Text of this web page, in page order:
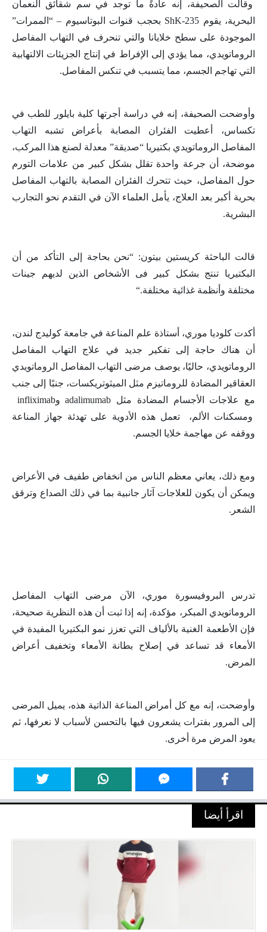
وقالت الصحيفة، إنه عادةً ما توجد في سم شقائق النعمان
البحرية، يقوم ShK-235 بحجب قنوات البوتاسيوم – “الممرات”
الموجودة على سطح خلايانا والتي تنحرف في التهاب المفاصل
الروماتويدي، مما يؤدي إلى الإفراط في إنتاج الجزيئات الالتهابية
التي تهاجم الجسم، مما يتسبب في تنكس المفاصل.
وأوضحت الصحيفة، إنه في دراسة أجرتها كلية بايلور للطب في
تكساس، أعطيت الفئران المصابة بأعراض تشبه التهاب
المفاصل الروماتويدي بكتيريا “صديقة” معدلة لصنع هذا المركب،
موضحة، أن جرعة واحدة تقلل بشكل كبير من علامات التورم
حول المفاصل، حيث تتحرك الفئران المصابة بالتهاب المفاصل
بحرية أكبر بعد العلاج، يأمل العلماء الآن في التقدم نحو التجارب
البشرية.
قالت الباحثة كريستين بيتون: “نحن بحاجة إلى التأكد من أن
البكتيريا تنتج بشكل كبير فى الأشخاص الذين لديهم جينات
مختلفة وأنظمة غذائية مختلفة“.
أكدت كلوديا موري، أستاذة علم المناعة في جامعة كوليدج لندن،
أن هناك حاجة إلى تفكير جديد في علاج التهاب المفاصل
الروماتويدي، حاليًا، يوصف مرضى التهاب المفاصل الروماتويدي
العقاقير المضادة للروماتيزم مثل الميثوتريكسات، جنبًا إلى جنب
مع علاجات الأجسام المضادة مثل adalimumab وinfliximab
ومسكنات الألم، تعمل هذه الأدوية على تهدئة جهاز المناعة
ووقفه عن مهاجمة خلايا الجسم.
ومع ذلك، يعاني معظم الناس من انخفاض طفيف في الأعراض
ويمكن أن يكون للعلاجات آثار جانبية بما في ذلك الصداع وترقق
الشعر .
تدرس البروفيسورة موري، الآن مرضى التهاب المفاصل
الروماتويدي المبكر، مؤكدة، إنه إذا ثبت أن هذه النظرية صحيحة،
فإن الأطعمة الغنية بالألياف التي تعزز نمو البكتيريا المفيدة في
الأمعاء قد تساعد في إصلاح بطانة الأمعاء وتخفيف أعراض
المرض.
وأوضحت، إنه مع كل أمراض المناعة الذاتية هذه، يميل المرضى
إلى المرور بفترات يشعرون فيها بالتحسن لأسباب لا نعرفها، ثم
يعود المرض مرة أخرى.
اقرأ أيضا